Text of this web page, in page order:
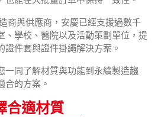
商與供應商，安慶已經支援過數千
、學校、醫院以及活動策劃單位，提
證件套與證件掛繩解決方案。
一同了解材質與功能到永續製造趨
合的方案。
合適材質